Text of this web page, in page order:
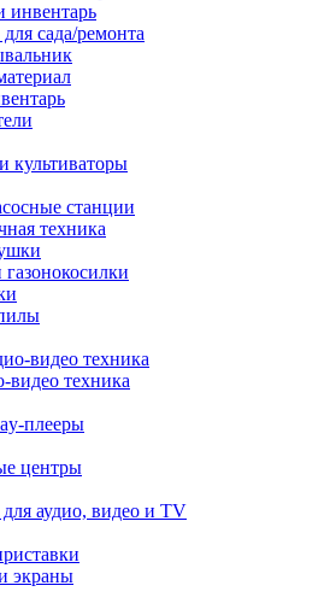
инвентарь
сада/ремонта
культиваторы
станции
техника
видео техника
плееры
центры
аудио, видео и TV
экраны